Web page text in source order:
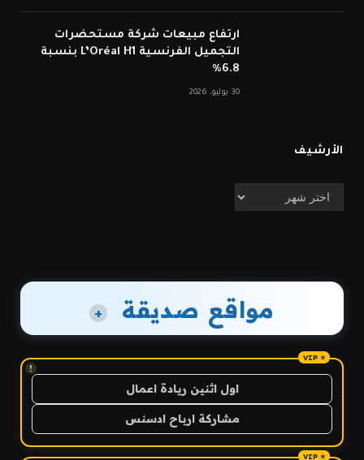
ارتفاع مبيعات شركة مستحضرات
التجميل الفرنسية L’Oréal H1 بنسبة
6.8%
30 يوليو، 2026
الأرشيف
الأرشيف
مواقع صديقة +
!
اول اثنين ريادة اعمال
مشاركة ارباح ادسنس